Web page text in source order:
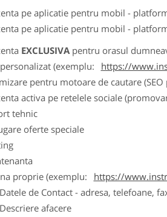
pe aplicatie pentru mobil -
pe aplicatie pentru mobil -
EXCLUSIVApentru orasul
(exemplu:
https://
pentru motoare de cautare
activa pe retelele sociale
tehnic
oferte speciale
proprie (exemplu:
https://
de Contact - adresa, telefoane,
afacere